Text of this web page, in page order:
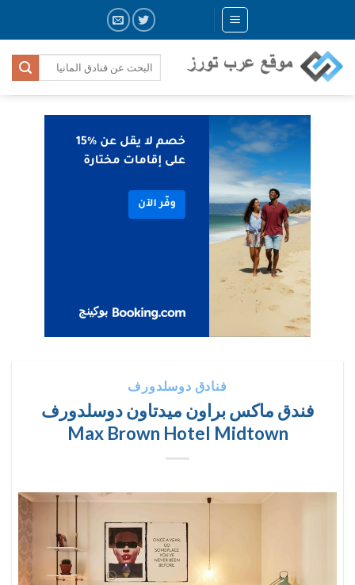
content
فنادق دوسلدورف
فندق ماكس براون ميدتاون دوسلدورف
Max Brown Hotel Midtown